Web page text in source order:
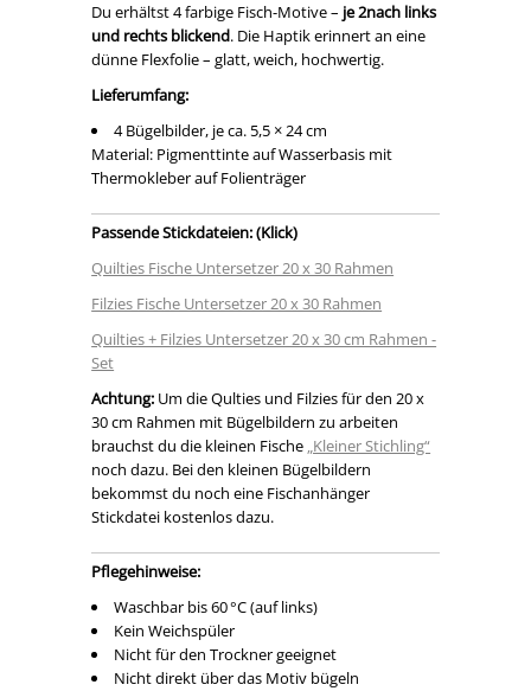
Du erhältst 4 farbige Fisch-Motive – je 2nach links
und rechts blickend. Die Haptik erinnert an eine
dünne Flexfolie – glatt, weich, hochwertig.
Lieferumfang:
4 Bügelbilder, je ca. 5,5 × 24 cm
Material: Pigmenttinte auf Wasserbasis mit
Thermokleber auf Folienträger
Passende Stickdateien: (Klick)
Quilties Fische Untersetzer 20 x 30 Rahmen
Filzies Fische Untersetzer 20 x 30 Rahmen
Quilties + Filzies Untersetzer 20 x 30 cm Rahmen -
Set
Achtung: Um die Qulties und Filzies für den 20 x
30 cm Rahmen mit Bügelbildern zu arbeiten
brauchst du die kleinen Fische „Kleiner Stichling“
noch dazu. Bei den kleinen Bügelbildern
bekommst du noch eine Fischanhänger
Stickdatei kostenlos dazu.
Pflegehinweise:
Waschbar bis 60 °C (auf links)
Kein Weichspüler
Nicht für den Trockner geeignet
Nicht direkt über das Motiv bügeln